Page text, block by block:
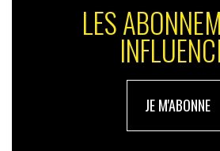
LES
JE M'ABONNE